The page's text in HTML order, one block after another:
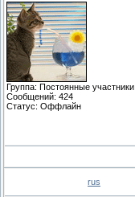
Группа: Постоянные участники
Сообщений: 424
Статус: Оффлайн
rus